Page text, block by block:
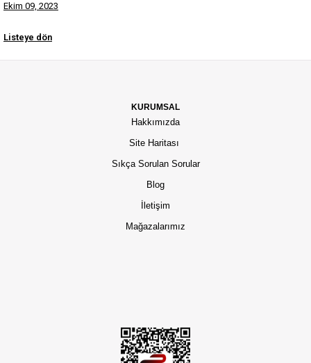
Ekim 09, 2023
Listeye dön
KURUMSAL
Hakkımızda
Site Haritası
Sıkça Sorulan Sorular
Blog
İletişim
Mağazalarımız